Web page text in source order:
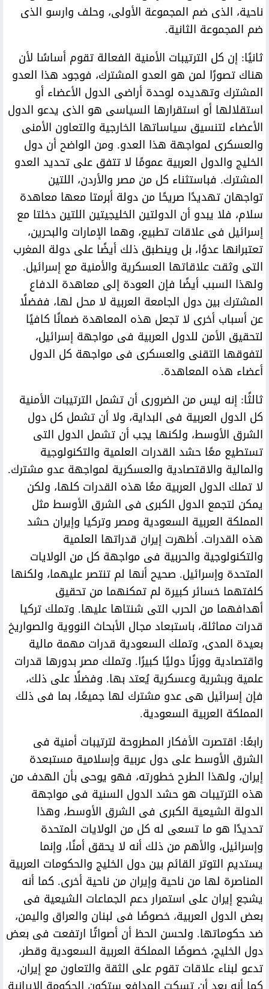
ناحية، الذى ضم المجموعة الأولى، وحلف وارسو الذى
ضم المجموعة الثانية.
ثانيًا: إن كل الترتيبات الأمنية الفعالة تقوم أساسًا لأن
هناك تصورًا لمن هو العدو المشترك، فوجود هذا العدو
المشترك وتهديده لوحدة أراضى الدول الأعضاء أو
استقلالها أو استقرارها السياسى هو الذى يدعو الدول
الأعضاء لتنسيق سياساتها الخارجية والتعاون الأمنى
والعسكرى لمواجهة هذا العدو. ومن الواضح أن دول
الخليج والدول العربية عمومًا لا تتفق على تحديد العدو
المشترك. فباستثناء كل من مصر والأردن، اللتين
تواجهان تهديدًا صريحًا من دولة أبرمتا معها معاهدة
سلام، فلا يبدو أن الدولتين الخليجيتين اللتين دخلتا مع
إسرائيل فى علاقات تطبيع، وهما الإمارات والبحرين،
تعتبرانها عدوًا، بل وينطبق ذلك أيضًا على دولة المغرب
التى وثقت علاقاتها العسكرية والأمنية مع إسرائيل.
ولهذا السبب أيضًا فإن العودة إلى معاهدة الدفاع
المشترك بين دول الجامعة العربية لا محل لها، ففضلًا
عن أسباب أخرى لا تجعل هذه المعاهدة ضمانًا كافيًا
لتحقيق الأمن للدول العربية فى مواجهة إسرائيل،
لتفوقها التقنى والعسكرى فى مواجهة كل الدول
أعضاء هذه المعاهدة.
ثالثًا: إنه ليس من الضرورى أن تشمل الترتيبات الأمنية
كل الدول العربية فى البداية، ولا أن تشمل كل دول
الشرق الأوسط، ولكنها يجب أن تشمل الدول التى
تستطيع معًا حشد القدرات العلمية والتكنولوجية
والمالية والاقتصادية والعسكرية لمواجهة عدو مشترك.
لا تملك الدول العربية معًا هذه القدرات كلها، ولكن
يمكن لتجمع الدول الكبرى فى الشرق الأوسط مثل
المملكة العربية السعودية ومصر وتركيا وإيران حشد
هذه القدرات. أظهرت إيران قدراتها العلمية
والتكنولوجية والحربية فى مواجهة كل من الولايات
المتحدة وإسرائيل. صحيح أنها لم تنتصر عليهما، ولكنها
كلفتهما خسائر كبيرة لم تمكنهما من تحقيق
أهدافهما من الحرب التى شنتاها عليها. وتملك تركيا
قدرات مماثلة، باستبعاد مجال الأبحاث النووية والصواريخ
بعيدة المدى، وتملك السعودية قدرات مهمة مالية
واقتصادية ووزنًا دوليًا كبيرًا. وتملك مصر بدورها قدرات
علمية وبشرية وعسكرية يُعتد بها. وفضلًا على ذلك،
فإن إسرائيل هى عدو مشترك لها جميعًا، بما فى ذلك
المملكة العربية السعودية.
رابعًا: اقتصرت الأفكار المطروحة لترتيبات أمنية فى
الشرق الأوسط على دول عربية وإسلامية مستبعدة
إيران، ولهذا الطرح خطورته، فهو يوحى بأن الهدف من
هذه الترتيبات هو حشد الدول السنية فى مواجهة
الدولة الشيعية الكبرى فى الشرق الأوسط، وهذا
تحديدًا هو ما تسعى له كل من الولايات المتحدة
وإسرائيل، والأهم من ذلك أنه لا يحقق أمنًا، وإنما
يستديم التوتر القائم بين دول الخليج والحكومات العربية
المناصرة لها من ناحية وإيران من ناحية أخرى. كما أنه
يشجع إيران على استمرار دعم الجماعات الشيعية فى
بعض الدول العربية، خصوصًا فى لبنان والعراق واليمن،
ضد حكوماتها. ولحسن الحظ أن أصواتًا ارتفعت فى بعض
دول الخليج، خصوصًا المملكة العربية السعودية وقطر،
تدعو لبناء علاقات تقوم على الثقة والتعاون مع إيران،